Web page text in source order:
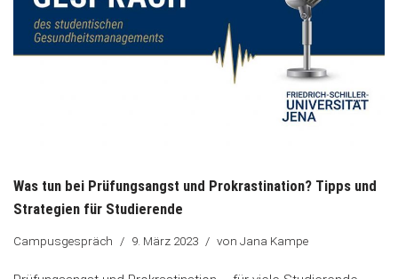
Was tun bei Prüfungsangst und Prokrastination? Tipps und
Strategien für Studierende
Campusgespräch 9. März 2023 von Jana Kampe